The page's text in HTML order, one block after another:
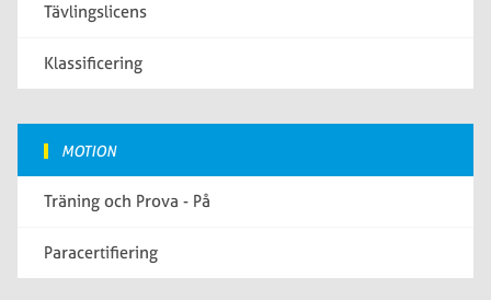
Tävlingslicens
Klassificering
MOTION
Träning och Prova - På
Paracertifiering